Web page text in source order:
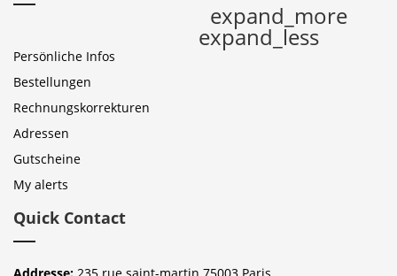
expand_more
expand_less
Persönliche Infos
Bestellungen
Rechnungskorrekturen
Adressen
Gutscheine
My alerts
Quick Contact